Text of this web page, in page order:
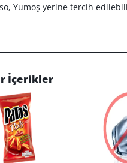
Yumoş yerine tercih
İçerikler